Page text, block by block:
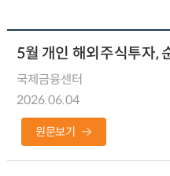
5월 개인 해외주식투자,
국제금융센터
2026.06.04
원문보기